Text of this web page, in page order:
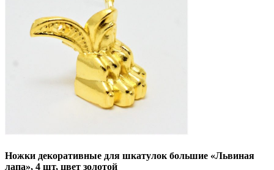
Ножки декоративные для шкатулок большие «Львиная
лапа», 4 шт, цвет золотой